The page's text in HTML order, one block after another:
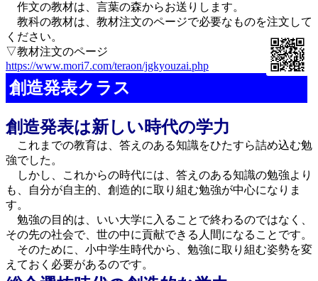
作文の教材は、言葉の森からお送りします。
教科の教材は、教材注文のページで必要なものを注文して
ください。
▽教材注文のページ
https://www.mori7.com/teraon/jgkyouzai.php
創造発表クラス
創造発表は新しい時代の学力
これまでの教育は、答えのある知識をひたすら詰め込む勉
強でした。
しかし、これからの時代には、答えのある知識の勉強より
も、自分が自主的、創造的に取り組む勉強が中心になりま
す。
勉強の目的は、いい大学に入ることで終わるのではなく、
その先の社会で、世の中に貢献できる人間になることです。
そのために、小中学生時代から、勉強に取り組む姿勢を変
えておく必要があるのです。